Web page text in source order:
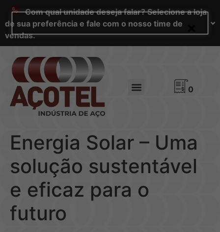
Com qual unidade deseja falar? Selecione a loja
de sua preferência e fale com o nosso time de
vendas.
0
Energia Solar – Uma
solução sustentável
e eficaz para o
futuro